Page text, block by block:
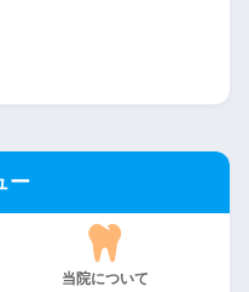
ー
当院について